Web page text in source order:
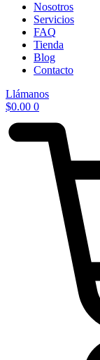
Nosotros
Servicios
FAQ
Tienda
Blog
Contacto
Llámanos
$0.00 0